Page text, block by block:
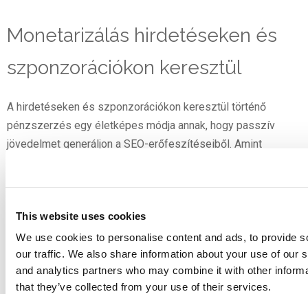
This website uses cookies
We use cookies to personalise content and ads, to provide
our traffic. We also share information about your use of our
and analytics partners who may combine it with other
that they’ve collected from your use of their services.
Monetarizálás hirdetéseken és
szponzorációkon keresztül
A hirdetéseken és szponzorációkon keresztül történő
pénzszerzés egy életképes módja annak, hogy passzív
jövedelmet generáljon a SEO-erőfeszítéseiből. Amint
kattintásonkénti (PPC) vagy impresszióonkénti fizetésűek,
így a webhely forgalmától függő, állandó jövedelemforrást
biztosítanak Önnek. Ezen kívül, a saját szakterületén belüli
vállalatokat is megkereshet a következő célokraközvetlen